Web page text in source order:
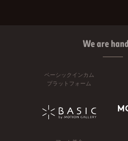
We are
ベーシックインカム
プラットフォーム